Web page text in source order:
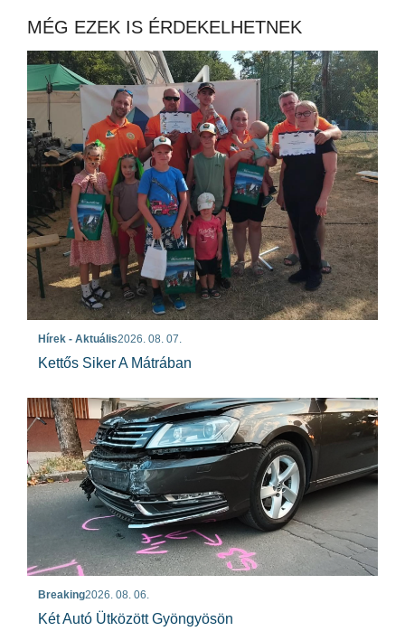
MÉG EZEK IS ÉRDEKELHETNEK
Hírek - Aktuális2026. 08. 07.
Kettős Siker A Mátrában
Breaking2026. 08. 06.
Két Autó Ütközött Gyöngyösön